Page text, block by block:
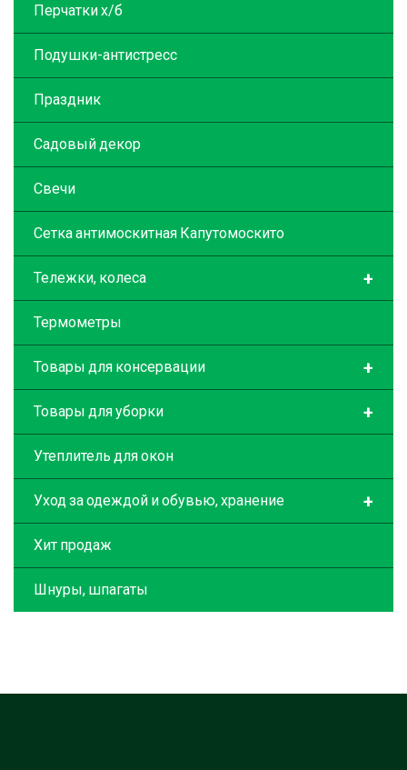
Перчатки х/б
Подушки-антистресс
Праздник
Садовый декор
Свечи
Сетка антимоскитная Капутомоскито
+
Тележки, колеса
Термометры
+
Товары для консервации
+
Товары для уборки
Утеплитель для окон
+
Уход за одеждой и обувью, хранение
Хит продаж
Шнуры, шпагаты